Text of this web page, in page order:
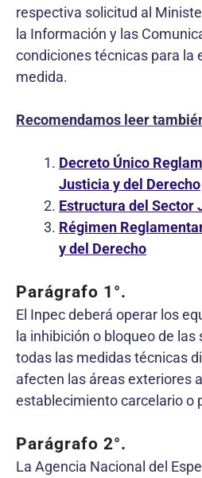
respectiva solicitud al
la Información y las
condiciones técnicas para la
medida.
Recomendamos leer
Decreto Único
Justicia y del Derecho
Estructura del Sector
Régimen
y del Derecho
Parágrafo 1°.
El Inpec deberá operar los
la inhibición o bloqueo de
todas las medidas técnicas
afecten las áreas exteriores
establecimiento carcelario o
Parágrafo 2°.
La Agencia Nacional del